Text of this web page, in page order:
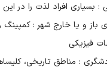
: بسیاری افراد لذت را در
باز و یا خارج شهر :
فیزیکی
: مناطق تاریخی،